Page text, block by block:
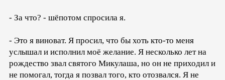
- За что? - шёпотом спросила я.
- Это я виноват. Я просил, что бы хоть кто-то меня
услышал и исполнил моё желание. Я несколько лет на
рождество звал святого Микулаша, но он не приходил и
не помогал, тогда я позвал того, кто отозвался. Я не